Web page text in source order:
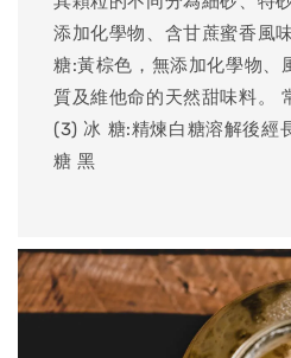
添加化學物、含甘蔗蜜香風
糖:黃棕色，無添加化學物、
質及維他命的天然甜味料。
(3) 冰 糖:精煉白糖溶解後經
糖 黑